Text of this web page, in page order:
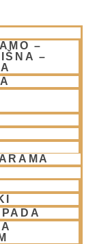
–
–
knjiga v